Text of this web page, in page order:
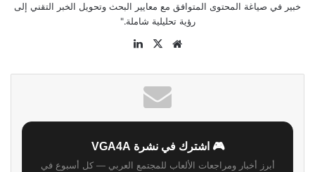
خبير في صياغة المحتوى المتوافق مع معايير البحث وتحويل الخبر التقني إلى
رؤية تحليلية شاملة."
موقع
‫X
🎮 اشترك في نشرة VGA4A
أبرز أخبار ومراجعات الألعاب للمجتمع العربي — كل أسبوع في